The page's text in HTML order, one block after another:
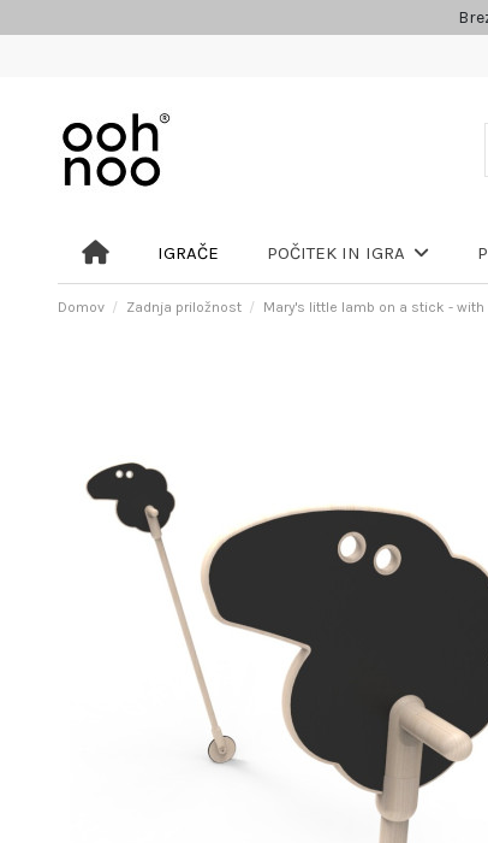
IGRAČE POČITEK IN IGRA
Domov Zadnja priložnost Mary's little lamb on a stick -